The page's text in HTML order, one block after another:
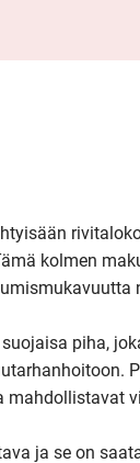
kolmen
piha,
mahdollistavat
ja se on